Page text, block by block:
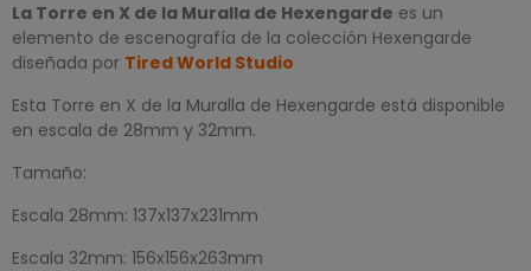
La Torre en X de la Muralla de Hexengarde es un
elemento de escenografía de la colección Hexengarde
diseñada por Tired World Studio
Esta Torre en X de la Muralla de Hexengarde está disponible
en escala de 28mm y 32mm.
Tamaño:
Escala 28mm: 137x137x231mm
Escala 32mm: 156x156x263mm